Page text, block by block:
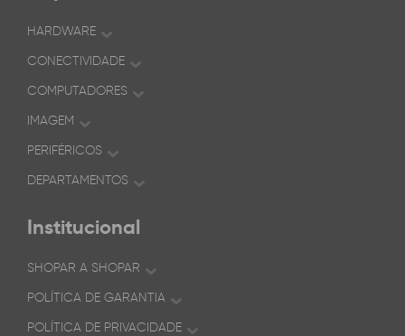
HARDWARE
CONECTIVIDADE
COMPUTADORES
IMAGEM
PERIFÉRICOS
DEPARTAMENTOS
Institucional
SHOPAR A SHOPAR
POLÍTICA DE GARANTIA
POLÍTICA DE PRIVACIDADE